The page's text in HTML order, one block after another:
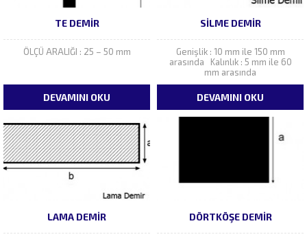
TE DEMIR
ÖLÇÜ ARALIĞI : 25 – 50 mm
DEVAMINI OKU
SILME DEMIR
Genişlik : 10 mm ile 150 mm
arasında Kalınlık : 5 mm ile 60
mm arasında
DEVAMINI OKU
LAMA DEMIR DÖRTKÖŞE DEMIR